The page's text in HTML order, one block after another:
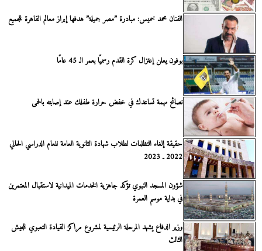
الفنان محمد خميس: مبادرة ”مصر جميلة” هدفها إبراز معالم القاهرة للجميع
بوفون يعلن إعتزال كرة القدم رسميًا بعمر الـ 45 عامًا
نصائح مهمة تساعدك في خفض حرارة طفلك عند إصابته بالحمى
حقيقة إلغاء التظلمات لطلاب شهادة الثانوية العامة للعام الدراسي الحالي
2022 ـ 2023
شؤون المسجد النبوي تؤكد جاهزية الخدمات الميدانية لاستقبال المعتمرين
في بداية موسم العمرة
وزير الدفاع يشهد المرحلة الرئيسية لمشروع مراكز القيادة التعبوي للجيش
الثالث